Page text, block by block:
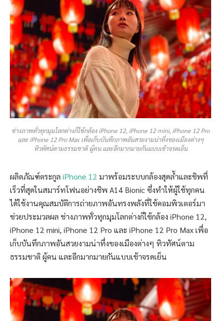
ช่างภาพทั่วทุกมุมโลกต่างก็ใช้กล้อง iPhone 12, iPhone 12 mini, iPhone 12 Pro
และ iPhone 12 Pro Max เพื่อเก็บบันทึกภาพอันสวยงามน่าทึ่งของเมืองต่างๆ
ทิวทัศน์ตามธรรมชาติ ผู้คน และอีกมากมายกันแบบเช้าจรดเย็น
ผลิตภัณฑ์ตระกูล iPhone 12 มาพร้อมระบบกล้องสุดล้ำและชิพที่
เร็วที่สุดในสมาร์ทโฟนอย่างชิพ A14 Bionic ซึ่งทำให้ผู้ใช้ทุกคน
ได้ใช้งานคุณสมบัติการถ่ายภาพอันทรงพลังที่ใช้คอมพิวเตอร์มา
ช่วยประมวลผล ช่างภาพทั่วทุกมุมโลกต่างก็ใช้กล้อง iPhone 12,
iPhone 12 mini, iPhone 12 Pro และ iPhone 12 Pro Max เพื่อ
เก็บบันทึกภาพอันสวยงามน่าทึ่งของเมืองต่างๆ ทิวทัศน์ตาม
ธรรมชาติ ผู้คน และอีกมากมายกันแบบเช้าจรดเย็น